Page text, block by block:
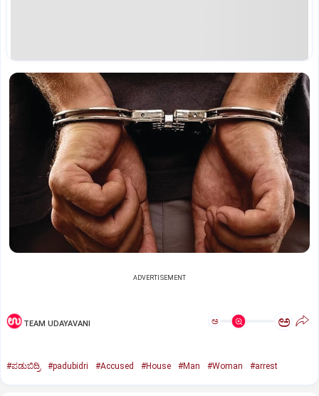
ADVERTISEMENT
TEAM UDAYAVANI ಅ ಅ
#ಪಡುಬಿದ್ರಿ #padubidri #Accused #House #Man #Woman #arrest